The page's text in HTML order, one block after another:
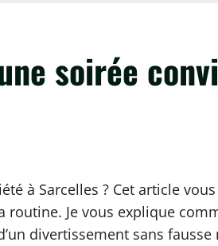
soirée
à Sarcelles ? Cet article
Je vous explique
divertissement sans